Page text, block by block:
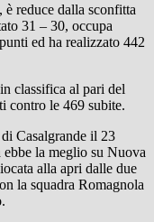
reduce dalla sconfitta
31 – 30, occupa
ed ha realizzato 442
classifica al pari del
contro le 469 subite.
Casalgrande il 23
la meglio su Nuova
alla apri dalle due
la squadra Romagnola